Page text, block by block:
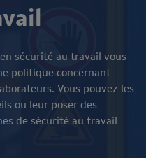
sécurité au travail vous
politique concernant
Vous pouvez les
ou leur poser des
de sécurité au travail